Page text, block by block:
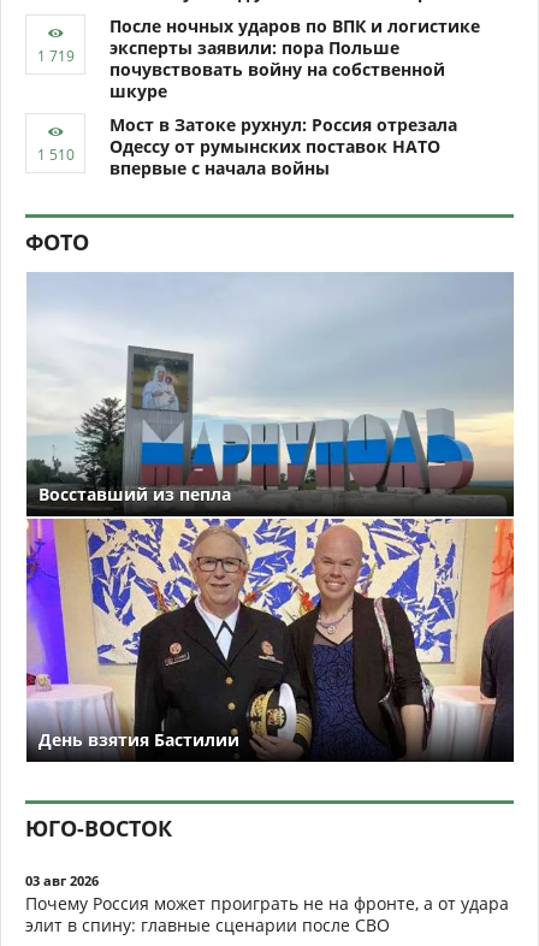
После ночных ударов по ВПК и логистике
эксперты заявили: пора Польше
почувствовать войну на собственной
шкуре
Мост в Затоке рухнул: Россия отрезала
Одессу от румынских поставок НАТО
впервые с начала войны
ФОТО
Восставший из пепла
День взятия Бастилии
ЮГО-ВОСТОК
03 авг 2026
Почему Россия может проиграть не на фронте, а от удара
элит в спину: главные сценарии после СВО